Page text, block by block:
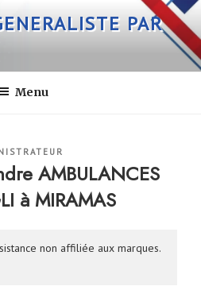
PAR
Menu
AMBULANCES
à MIRAMAS
non affiliée aux marques.